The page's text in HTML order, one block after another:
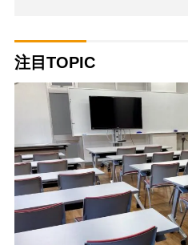
注目TOPIC